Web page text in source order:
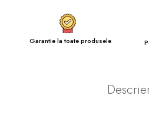
Garantie la toate produsele